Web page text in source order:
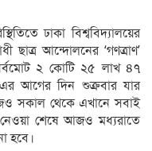
ঢাকা বিশ্ববিদ্যালয়ের
ছাত্র আন্দোলনের ‘গণত্রাণ’
২ কোটি ২৫ লাখ ৪৭
আগের দিন শুক্রবার যার
সকাল থেকে এখানে সবাই
শেষে আজও মধ্যরাতে
হবে।